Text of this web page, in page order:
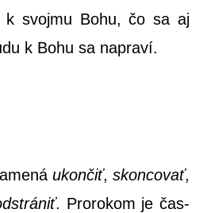
k svoj­mu Bohu, čo sa aj
k Bohu sa napraví.
ukon­čiť, skon­co­vať,
. Pro­ro­kom je čas­